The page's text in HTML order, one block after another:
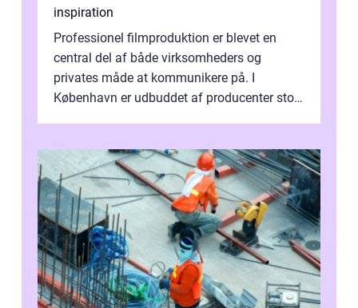
inspiration
Professionel filmproduktion er blevet en
central del af både virksomheders og
privates måde at kommunikere på. I
København er udbuddet af producenter stort,